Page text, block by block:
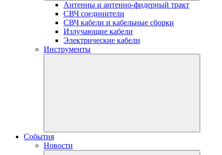
Антенны и антенно-фидерный тракт
СВЧ соединители
СВЧ кабели и кабельные сборки
Излучающие кабели
Электрические кабели
Инструменты
События
Новости